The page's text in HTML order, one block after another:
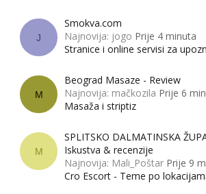
J
Smokva.com
Najnovija: jogo Prije 4 minuta
Stranice i online servisi za
M
Beograd Masaze - Review
Najnovija: mačkozila Prije 6
Masaža i striptiz
M
SPLITSKO DALMATINSKA
Iskustva & recenzije
Najnovija: Mali_Poštar Prije 9
Cro Escort - Teme po